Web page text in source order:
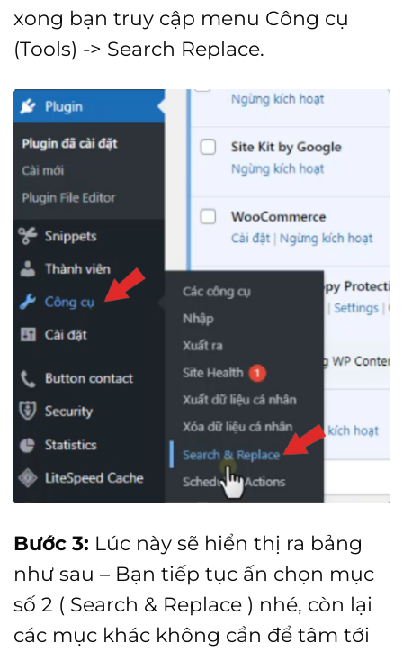
xong bạn truy cập menu Công cụ
(Tools) -> Search Replace.
Bước 3: Lúc này sẽ hiển thị ra bảng
như sau – Bạn tiếp tục ấn chọn mục
số 2 ( Search & Replace ) nhé, còn lại
các mục khác không cần để tâm tới